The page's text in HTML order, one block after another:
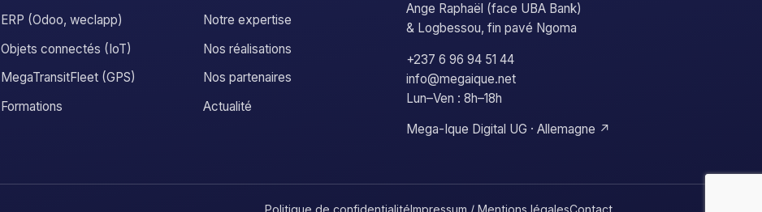
ERP (Odoo, weclapp)
Objets connectés (IoT)
MegaTransitFleet (GPS)
Formations
Notre expertise
Nos réalisations
Nos partenaires
Actualité
Ange Raphaël (face UBA Bank)
& Logbessou, fin pavé Ngoma
+237 6 96 94 51 44
info@megaique.net
Lun–Ven : 8h–18h
Mega-Ique Digital UG · Allemagne ↗
Politique de confidentialitéImpressum / Mentions légalesContact